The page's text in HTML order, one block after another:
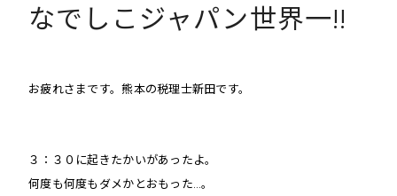
なでしこジャパン世界一!!
お疲れさまです。熊本の税理士新田です。
３：３０に起きたかいがあったよ。
何度も何度もダメかとおもった…。